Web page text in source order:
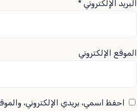
البريد الإلكتروني *
الموقع الإلكتروني
احفظ اسمي، بريدي الإلكتروني،